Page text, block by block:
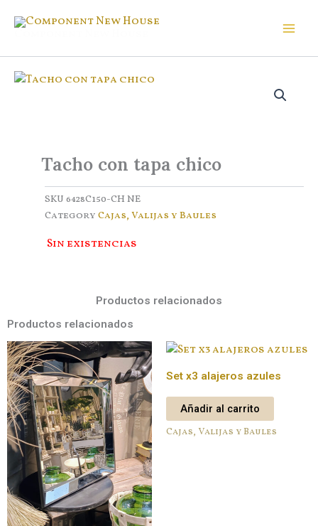
Tacho con tapa chico
SKU 6428C150-CH NE
Category Cajas, Valijas y Baules
Sin existencias
Productos relacionados
Productos relacionados
Set x3 alajeros azules
Añadir al carrito
Cajas, Valijas y Baules